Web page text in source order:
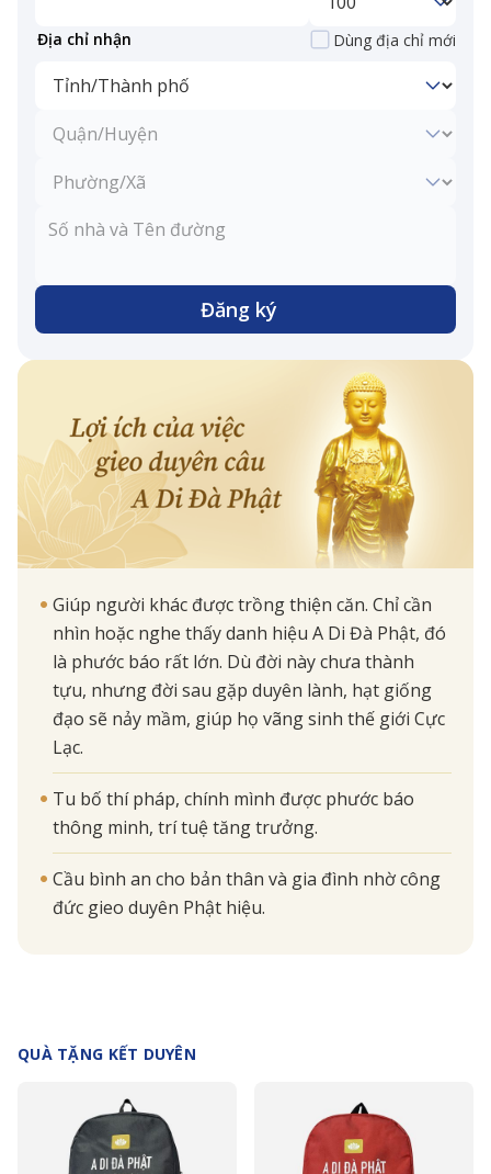
Địa chỉ nhận Dùng địa chỉ mới
Đăng ký
Giúp người khác được trồng thiện căn. Chỉ cần
nhìn hoặc nghe thấy danh hiệu A Di Đà Phật, đó
là phước báo rất lớn. Dù đời này chưa thành
tựu, nhưng đời sau gặp duyên lành, hạt giống
đạo sẽ nảy mầm, giúp họ vãng sinh thế giới Cực
Lạc.
Tu bố thí pháp, chính mình được phước báo
thông minh, trí tuệ tăng trưởng.
Cầu bình an cho bản thân và gia đình nhờ công
đức gieo duyên Phật hiệu.
QUÀ TẶNG KẾT DUYÊN